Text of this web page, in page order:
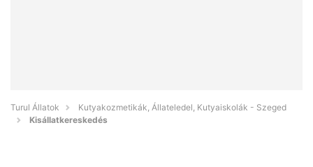
Turul Állatok
Kutyakozmetikák, Állateledel, Kutyaiskolák - Szeged
Kisállatkereskedés